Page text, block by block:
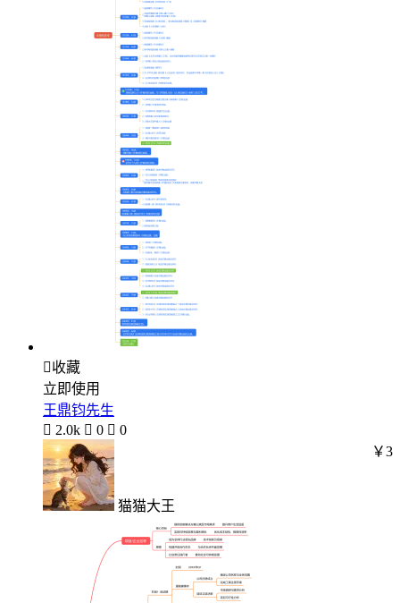
收藏
立即使用
王鼎钧先生
 2.0k  0  0
猫猫大王
￥3